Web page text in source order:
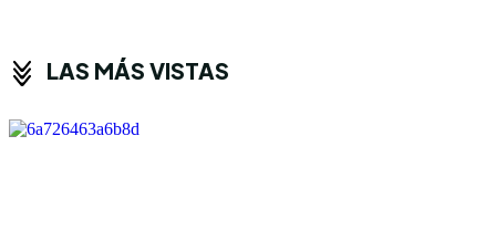
LAS MÁS VISTAS